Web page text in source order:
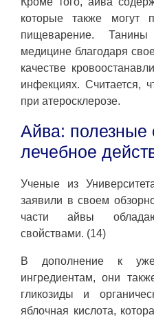
которые также могут
пищеварение.
медицине благодаря
качестве
инфекциях. Считается,
при атеросклерозе.
Айва: полезные
лечебное
Ученые из
заявили в своем
части айвы
свойствами. (14)
В дополнение к
ингредиентам, они
гликозиды и
яблочная кислота,